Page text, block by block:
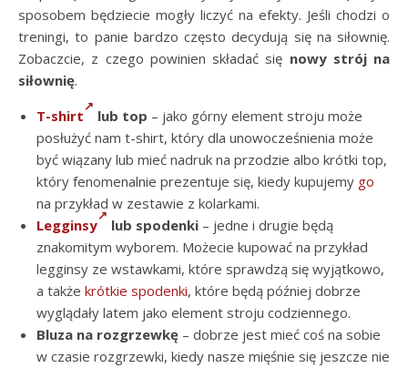
sposobem będziecie mogły liczyć na efekty. Jeśli chodzi o
treningi, to panie bardzo często decydują się na siłownię.
Zobaczcie, z czego powinien składać się nowy strój na
siłownię.
T-shirt
lub top – jako górny element stroju może
posłużyć nam t-shirt, który dla unowocześnienia może
być wiązany lub mieć nadruk na przodzie albo krótki top,
który fenomenalnie prezentuje się, kiedy kupujemy go
na przykład w zestawie z kolarkami.
Legginsy
lub spodenki – jedne i drugie będą
znakomitym wyborem. Możecie kupować na przykład
legginsy ze wstawkami, które sprawdzą się wyjątkowo,
a także krótkie spodenki, które będą później dobrze
wyglądały latem jako element stroju codziennego.
Bluza na rozgrzewkę – dobrze jest mieć coś na sobie
w czasie rozgrzewki, kiedy nasze mięśnie się jeszcze nie